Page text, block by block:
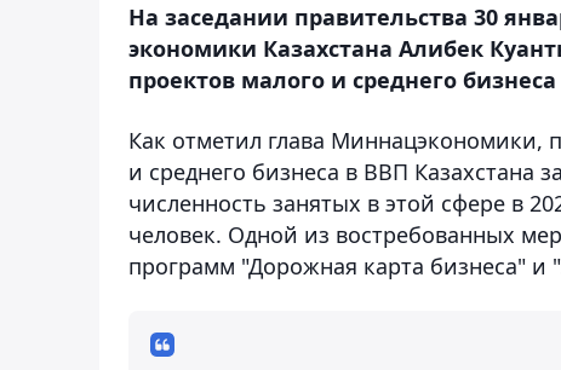
На заседании правительства 30
экономики Казахстана Алибек
проектов малого и среднего
Как отметил глава Миннацэкономики,
и среднего бизнеса в ВВП Казахстана
численность занятых в этой сфере в
человек. Одной из востребованных
программ "Дорожная карта бизнеса"